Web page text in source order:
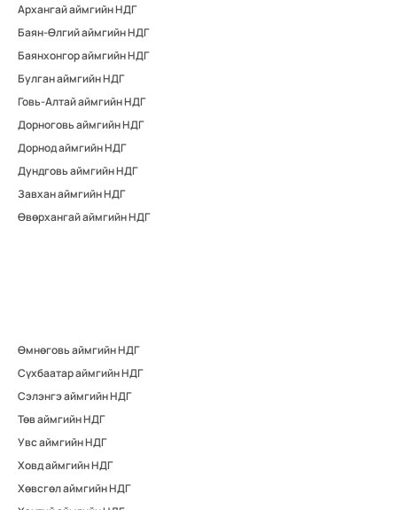
Архангай аймгийн НДГ
Баян-Өлгий аймгийн НДГ
Баянхонгор аймгийн НДГ
Булган аймгийн НДГ
Говь-Алтай аймгийн НДГ
Дорноговь аймгийн НДГ
Дорнод аймгийн НДГ
Дундговь аймгийн НДГ
Завхан аймгийн НДГ
Өвөрхангай аймгийн НДГ
Өмнөговь аймгийн НДГ
Сүхбаатар аймгийн НДГ
Сэлэнгэ аймгийн НДГ
Төв аймгийн НДГ
Увс аймгийн НДГ
Ховд аймгийн НДГ
Хөвсгөл аймгийн НДГ